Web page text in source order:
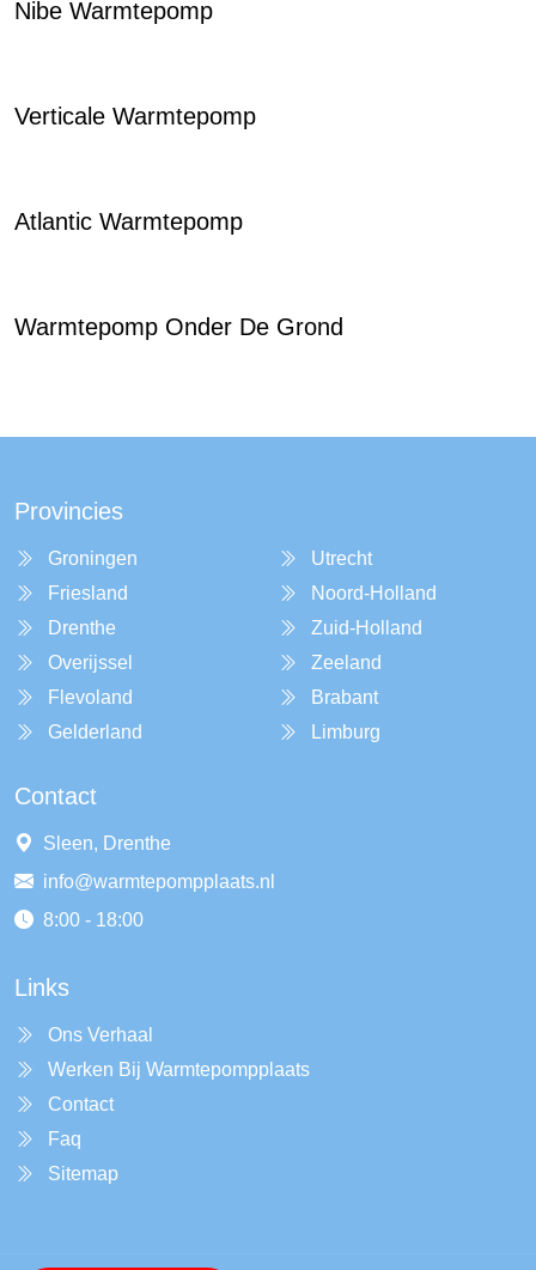
Nibe Warmtepomp
Verticale Warmtepomp
Atlantic Warmtepomp
Warmtepomp Onder De Grond
Provincies
Groningen
Friesland
Drenthe
Overijssel
Flevoland
Gelderland
Utrecht
Noord-Holland
Zuid-Holland
Zeeland
Brabant
Limburg
Contact
Sleen, Drenthe
info@warmtepompplaats.nl
8:00 - 18:00
Links
Ons Verhaal
Werken Bij Warmtepompplaats
Contact
Faq
Sitemap